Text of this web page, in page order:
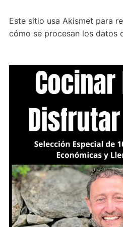
Este sitio usa Akismet para
cómo se procesan los datos